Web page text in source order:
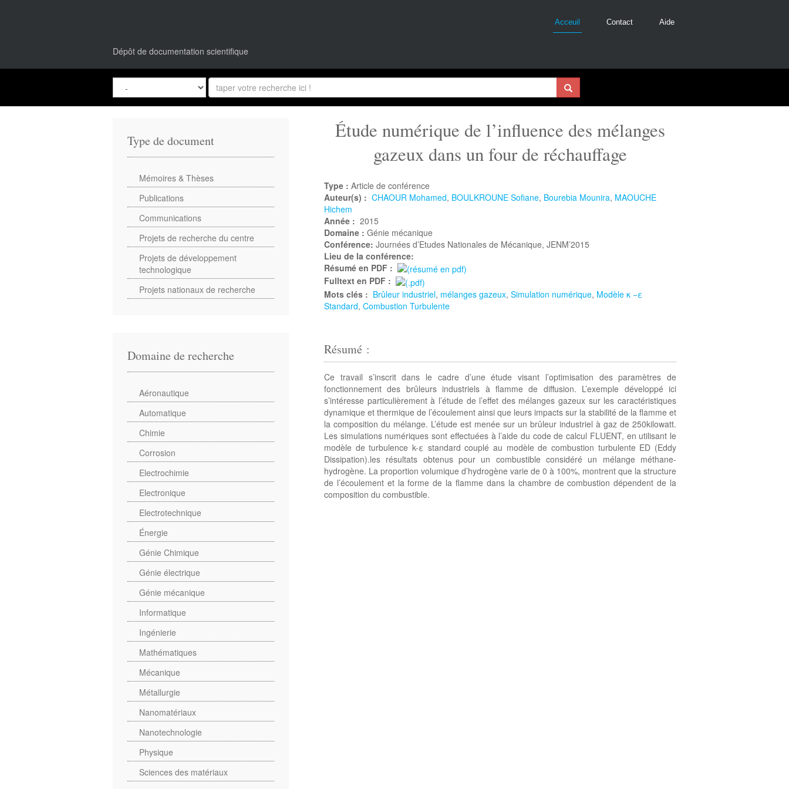
Dépôt de documentation scientifique
Acceuil Contact Aide
Étude numérique de l’influence des mélanges
gazeux dans un four de réchauffage
Type : Article de conférence
Auteur(s) : CHAOUR Mohamed, BOULKROUNE Sofiane, Bourebia Mounira, MAOUCHE
Hichem
Année : 2015
Domaine : Génie mécanique
Conférence: Journées d’Etudes Nationales de Mécanique, JENM’2015
Lieu de la conférence:
Résumé en PDF :
Fulltext en PDF :
Mots clés : Brûleur industriel, mélanges gazeux, Simulation numérique, Modèle κ −ε
Standard, Combustion Turbulente
Résumé :
Ce travail s’inscrit dans le cadre d’une étude visant l’optimisation des paramètres de
fonctionnement des brûleurs industriels à flamme de diffusion. L’exemple développé ici
s’intéresse particulièrement à l’étude de l’effet des mélanges gazeux sur les caractéristiques
dynamique et thermique de l’écoulement ainsi que leurs impacts sur la stabilité de la flamme et
la composition du mélange. L’étude est menée sur un brûleur industriel à gaz de 250kilowatt.
Les simulations numériques sont effectuées à l’aide du code de calcul FLUENT, en utilisant le
modèle de turbulence k-ε standard couplé au modèle de combustion turbulente ED (Eddy
Dissipation).les résultats obtenus pour un combustible considéré un mélange méthane-
hydrogène. La proportion volumique d’hydrogène varie de 0 à 100%, montrent que la structure
de l’écoulement et la forme de la flamme dans la chambre de combustion dépendent de la
composition du combustible.
Type de document
Mémoires & Thèses
Publications
Communications
Projets de recherche du centre
Projets de développement
technologique
Projets nationaux de recherche
Domaine de recherche
Aéronautique
Automatique
Chimie
Corrosion
Electrochimie
Electronique
Electrotechnique
Énergie
Génie Chimique
Génie électrique
Génie mécanique
Informatique
Ingénierie
Mathématiques
Mécanique
Métallurgie
Nanomatériaux
Nanotechnologie
Physique
Sciences des matériaux